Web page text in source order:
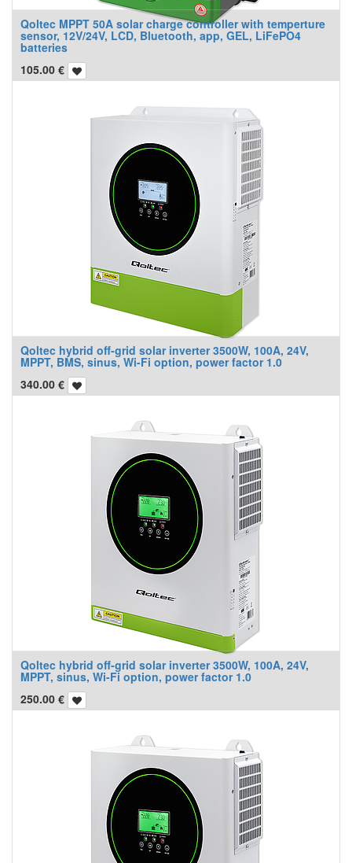
Qoltec MPPT 50A solar charge controller with temperture
sensor, 12V/24V, LCD, Bluetooth, app, GEL, LiFePO4
batteries
105.00 €
Qoltec hybrid off-grid solar inverter 3500W, 100A, 24V,
MPPT, BMS, sinus, Wi-Fi option, power factor 1.0
340.00 €
Qoltec hybrid off-grid solar inverter 3500W, 100A, 24V,
MPPT, sinus, Wi-Fi option, power factor 1.0
250.00 €